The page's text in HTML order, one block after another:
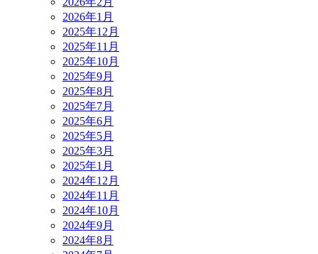
2026年1月
2025年12月
2025年11月
2025年10月
2025年9月
2025年8月
2025年7月
2025年6月
2025年5月
2025年3月
2025年1月
2024年12月
2024年11月
2024年10月
2024年9月
2024年8月